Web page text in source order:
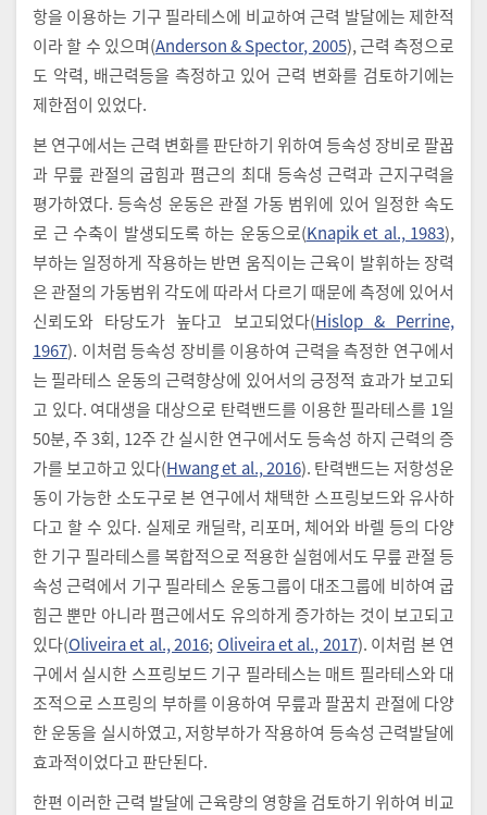
항을 이용하는 기구 필라테스에 비교하여 근력 발달에는 제한적
이라 할 수 있으며(Anderson & Spector, 2005), 근력 측정으로
도 악력, 배근력등을 측정하고 있어 근력 변화를 검토하기에는
제한점이 있었다.
본 연구에서는 근력 변화를 판단하기 위하여 등속성 장비로 팔꿉
과 무릎 관절의 굽힘과 폄근의 최대 등속성 근력과 근지구력을
평가하였다. 등속성 운동은 관절 가동 범위에 있어 일정한 속도
로 근 수축이 발생되도록 하는 운동으로(Knapik et al., 1983),
부하는 일정하게 작용하는 반면 움직이는 근육이 발휘하는 장력
은 관절의 가동범위 각도에 따라서 다르기 때문에 측정에 있어서
신뢰도와 타당도가 높다고 보고되었다(Hislop & Perrine,
1967). 이처럼 등속성 장비를 이용하여 근력을 측정한 연구에서
는 필라테스 운동의 근력향상에 있어서의 긍정적 효과가 보고되
고 있다. 여대생을 대상으로 탄력밴드를 이용한 필라테스를 1일
50분, 주 3회, 12주 간 실시한 연구에서도 등속성 하지 근력의 증
가를 보고하고 있다(Hwang et al., 2016). 탄력밴드는 저항성운
동이 가능한 소도구로 본 연구에서 채택한 스프링보드와 유사하
다고 할 수 있다. 실제로 캐딜락, 리포머, 체어와 바렐 등의 다양
한 기구 필라테스를 복합적으로 적용한 실험에서도 무릎 관절 등
속성 근력에서 기구 필라테스 운동그룹이 대조그룹에 비하여 굽
힘근 뿐만 아니라 폄근에서도 유의하게 증가하는 것이 보고되고
있다(Oliveira et al., 2016; Oliveira et al., 2017). 이처럼 본 연
구에서 실시한 스프링보드 기구 필라테스는 매트 필라테스와 대
조적으로 스프링의 부하를 이용하여 무릎과 팔꿈치 관절에 다양
한 운동을 실시하였고, 저항부하가 작용하여 등속성 근력발달에
효과적이었다고 판단된다.
한편 이러한 근력 발달에 근육량의 영향을 검토하기 위하여 비교